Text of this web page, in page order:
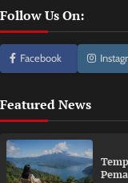
Follow Us On:
Facebook
Featured News